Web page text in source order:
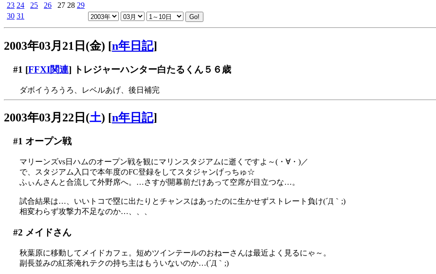
23 24 25 26 27 28 29
30 31
2003年03月21日(金) [n年日記]
#1 [FFXI関連] トレジャーハンター白たるくん５６歳
ダボイうろうろ、レベルあげ、後日補完
2003年03月22日(土) [n年日記]
#1 オープン戦
マリーンズvs日ハムのオープン戦を観にマリンスタジアムに逝くですよ～(・∀・)／
で、スタジアム入口で本年度のFC登録をしてスタジャンげっちゅ☆
ふぃんさんと合流して外野席へ。…さすが開幕前だけあって空席が目立つな…。
試合結果は…、いいトコで塁に出たりとチャンスはあったのに生かせずストレート負け(´Д｀;)
相変わらず攻撃力不足なのか…、、、
#2 メイドさん
秋葉原に移動してメイドカフェ。短めツインテールのおねーさんは最近よく見るにゃ～。
副長並みの紅茶淹れテクの持ち主はもういないのか…(´Д｀;)